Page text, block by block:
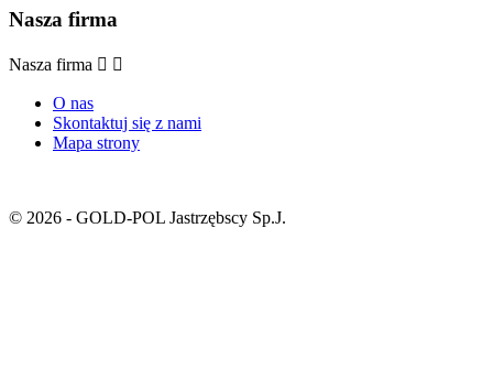
Nasza firma
Nasza firma  
O nas
Skontaktuj się z nami
Mapa strony
© 2026 - GOLD-POL Jastrzębscy Sp.J.